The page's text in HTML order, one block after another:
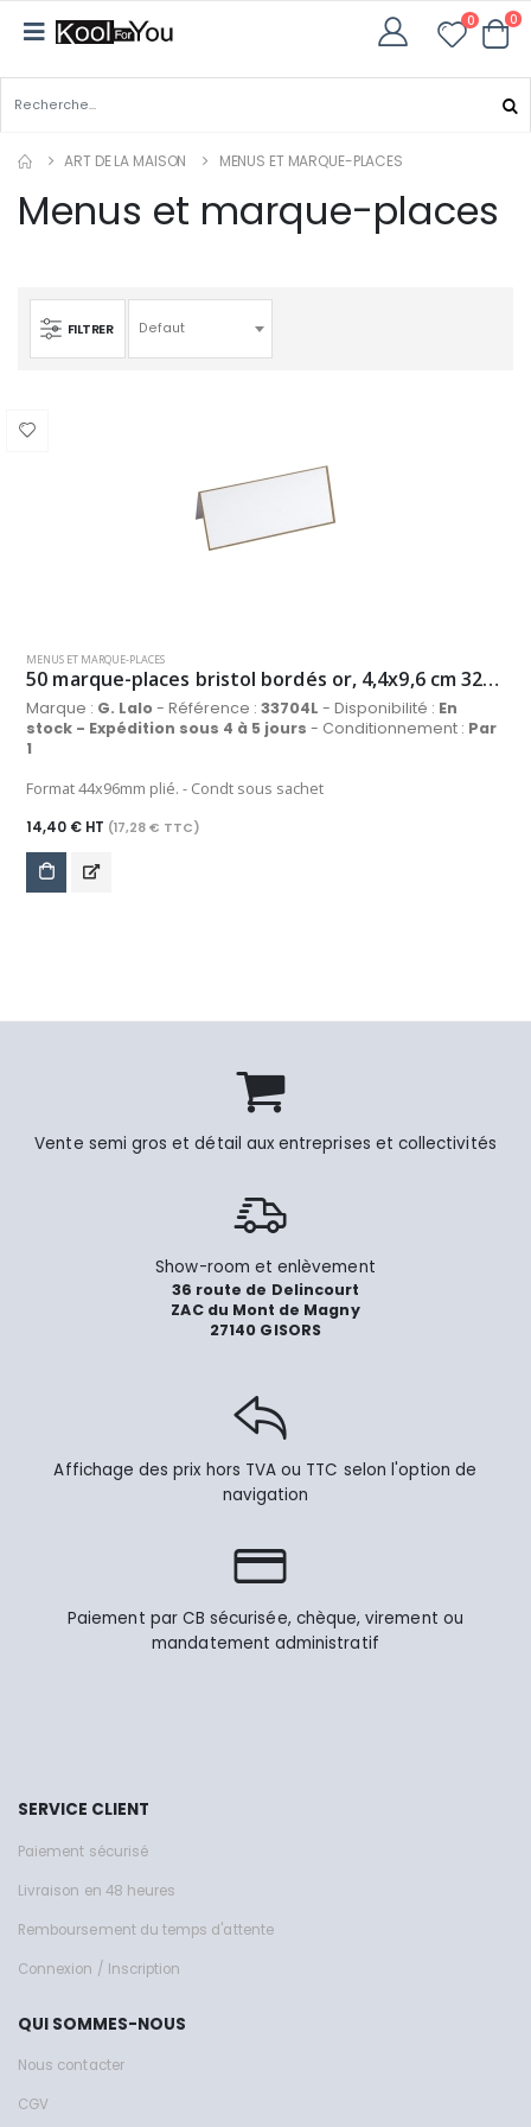
0 0
ART DE LA MAISON MENUS ET MARQUE-PLACES
Menus et marque-places
FILTRER Defaut
MENUS ET MARQUE-PLACES
50 marque-places bristol bordés or, 4,4x9,6 cm 320 g/m², coloris blanc
Marque : G. Lalo - Référence :33704L - Disponibilité : En
stock - Expédition sous 4 à 5 jours - Conditionnement : Par
1
Format 44x96mm plié. - Condt sous sachet
14,40 € HT (17,28 € TTC)
Vente semi gros et détail aux entreprises et collectivités
Show-room et enlèvement
36 route de Delincourt
ZAC du Mont de Magny
27140 GISORS
Affichage des prix hors TVA ou TTC selon l'option de
navigation
Paiement par CB sécurisée, chèque, virement ou
mandatement administratif
SERVICE CLIENT
Paiement sécurisé
Livraison en 48 heures
Remboursement du temps d'attente
Connexion / Inscription
QUI SOMMES-NOUS
Nous contacter
CGV